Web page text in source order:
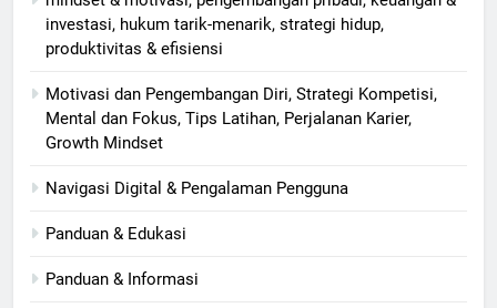
investasi, hukum tarik-menarik, strategi hidup,
produktivitas & efisiensi
Motivasi dan Pengembangan Diri, Strategi Kompetisi,
Mental dan Fokus, Tips Latihan, Perjalanan Karier,
Growth Mindset
Navigasi Digital & Pengalaman Pengguna
Panduan & Edukasi
Panduan & Informasi